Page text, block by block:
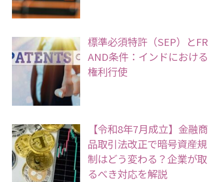
標準必須特許（SEP）とFR
AND条件：インドにおける
権利行使
【令和8年7月成立】金融商
品取引法改正で暗号資産規
制はどう変わる？企業が取
るべき対応を解説